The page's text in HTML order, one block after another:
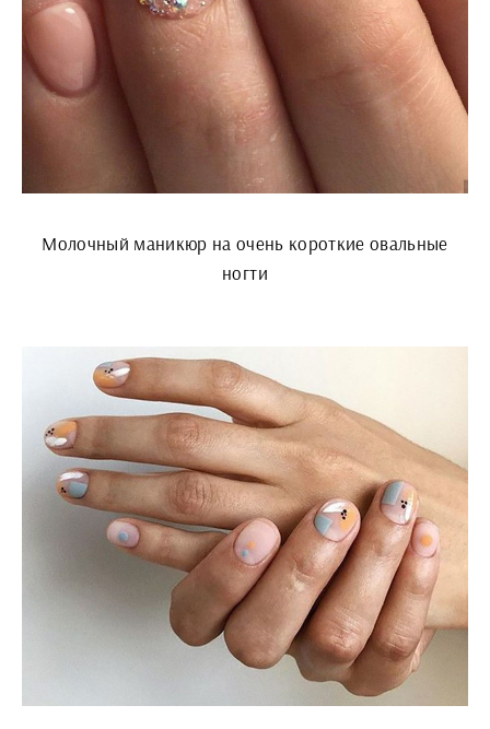
Молочный маникюр на очень короткие овальные
ногти